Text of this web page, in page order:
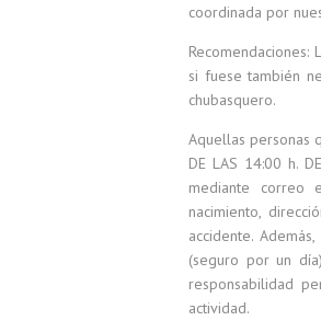
coordinada por
si fuese también
chubasquero.
Aquellas personas
DE LAS 14:00 h.
mediante correo
nacimiento,
accidente.
(seguro por un
responsabilidad
actividad.